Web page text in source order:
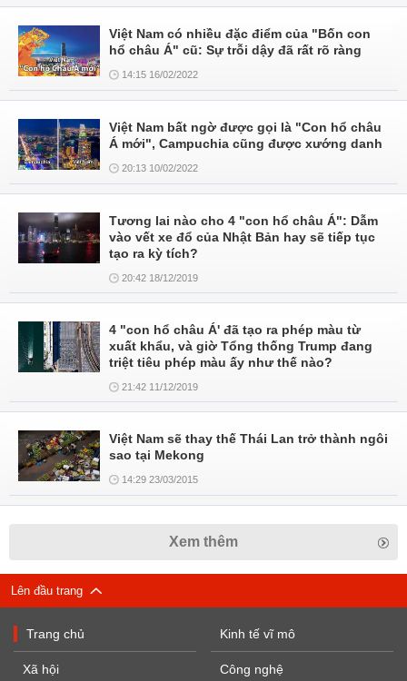
Việt Nam có nhiều đặc điểm của "Bốn con
hổ châu Á" cũ: Sự trỗi dậy đã rất rõ ràng
14:15 16/02/2022
Việt Nam bất ngờ được gọi là "Con hổ châu
Á mới", Campuchia cũng được xướng danh
20:13 10/02/2022
Tương lai nào cho 4 "con hổ châu Á": Dẫm
vào vết xe đổ của Nhật Bản hay sẽ tiếp tục
tạo ra kỳ tích?
20:42 18/12/2019
4 "con hổ châu Á' đã tạo ra phép màu từ
xuất khẩu, và giờ Tổng thống Trump đang
triệt tiêu phép màu ấy như thế nào?
21:42 11/12/2019
Việt Nam sẽ thay thế Thái Lan trở thành ngôi
sao tại Mekong
14:29 23/03/2015
Xem thêm
Lên đầu trang
Trang chủ
Xã hội
Kinh tế vĩ mô
Công nghệ